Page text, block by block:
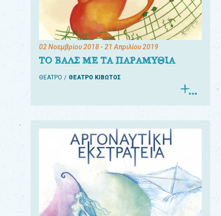
02 Νοεμβρίου 2018- 21 Απριλίου 2019
ΤΟ ΒΑΛΣ ΜΕ ΤΑ ΠΑΡΑΜΥΘΙΑ
ΘΕΑΤΡΟ ΘΕΑΤΡΟ ΚΙΒΩΤΟΣ